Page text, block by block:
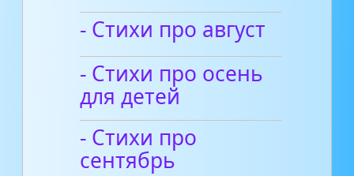
- Стихи про август
- Стихи про осень
для детей
- Стихи про
сентябрь